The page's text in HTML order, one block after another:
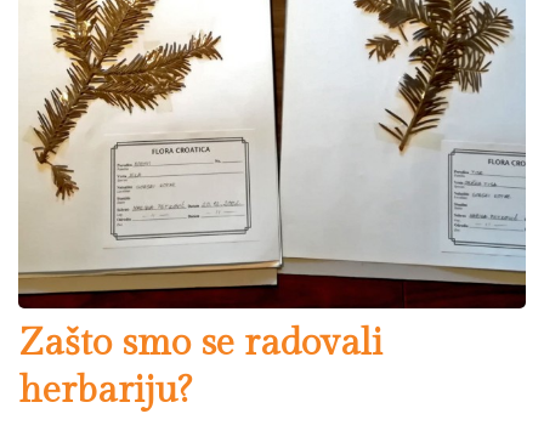
Zašto smo se radovali
herbariju?